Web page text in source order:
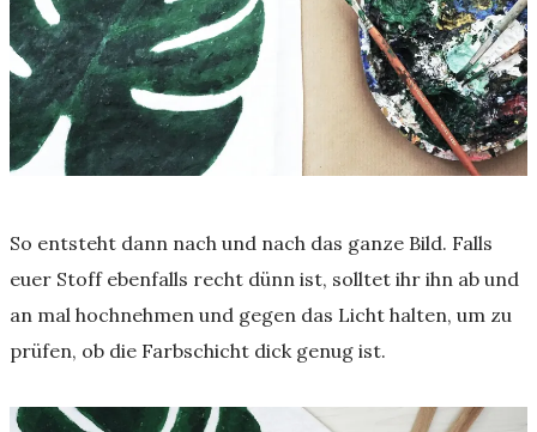
So entsteht dann nach und nach das ganze Bild. Falls
euer Stoff ebenfalls recht dünn ist, solltet ihr ihn ab und
an mal hochnehmen und gegen das Licht halten, um zu
prüfen, ob die Farbschicht dick genug ist.